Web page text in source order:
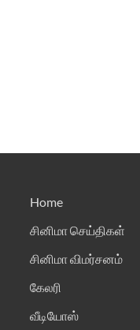
Home
சினிமா செய்திகள்
சினிமா விமர்சனம்
கேலரி
வீடியோஸ்